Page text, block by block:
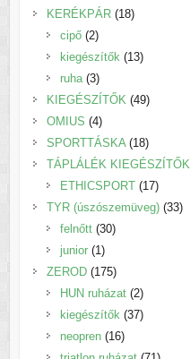
termék
KERÉKPÁR 1818
cipő 22
termék
kiegészítők 1313
ruha 33
termék
KIEGÉSZÍTŐK 4949
OMIUS 44
termék
SPORTTÁSKA 1818
termék
TÁPLÁLÉK KIEGÉSZÍTŐK
ETHICSPORT 1717
termék
TYR (úszószemüveg) 3333
felnőtt 3030
junior 11
termék
ZEROD 175175
termék
HUN ruházat 22
termék
kiegészítők 3737
neopren 1616